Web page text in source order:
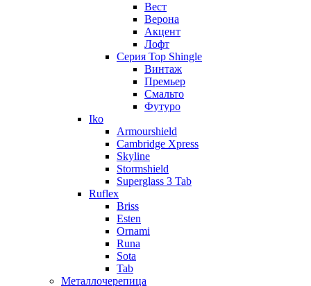
Вест
Верона
Акцент
Лофт
Серия Top Shingle
Винтаж
Премьер
Смальто
Футуро
Iko
Armourshield
Cambridge Xpress
Skyline
Stormshield
Superglass 3 Tab
Ruflex
Briss
Esten
Ornami
Runa
Sota
Tab
Металлочерепица